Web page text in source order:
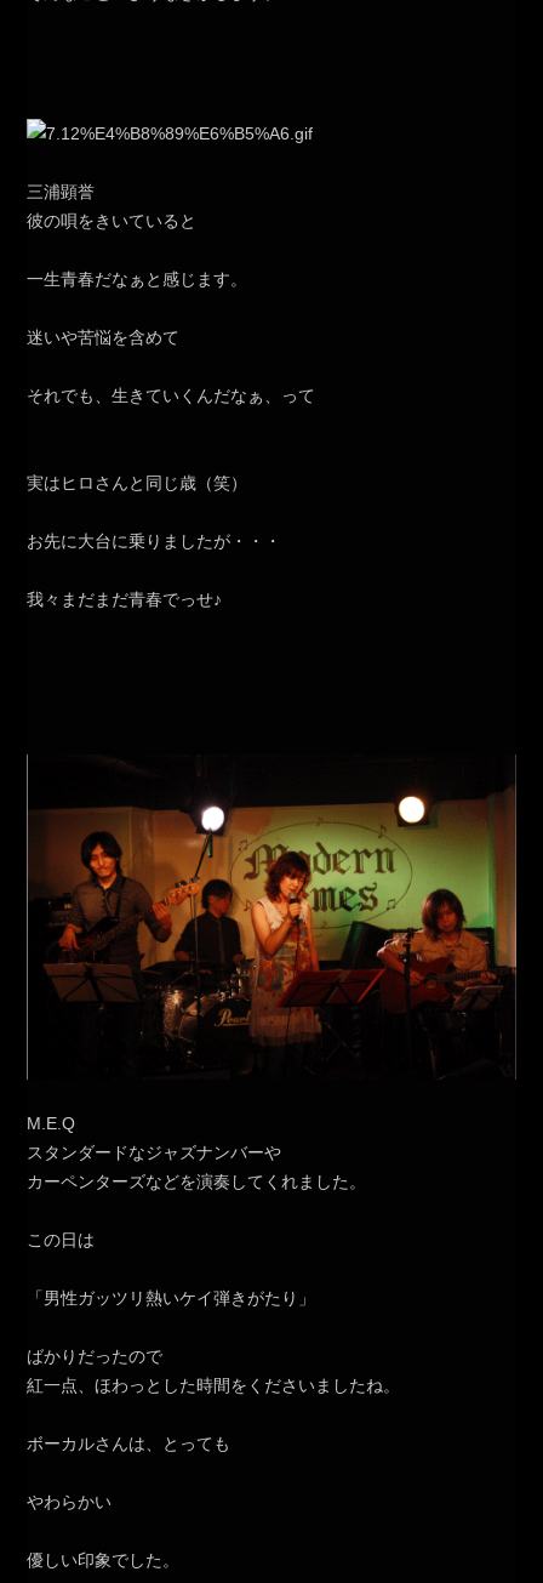
三浦顕誉
彼の唄をきいていると
一生青春だなぁと感じます。
迷いや苦悩を含めて
それでも、生きていくんだなぁ、って
実はヒロさんと同じ歳（笑）
お先に大台に乗りましたが・・・
我々まだまだ青春でっせ♪
M.E.Q
スタンダードなジャズナンバーや
カーペンターズなどを演奏してくれました。
この日は
「男性ガッツリ熱いケイ弾きがたり」
ばかりだったので
紅一点、ほわっとした時間をくださいましたね。
ボーカルさんは、とっても
やわらかい
優しい印象でした。